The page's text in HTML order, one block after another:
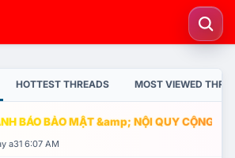
HOTTEST THREADS MOST VIEWED
BÁO BẢO MẬT &amp; NỘI QUY CỘNG
a31 6:07 AM